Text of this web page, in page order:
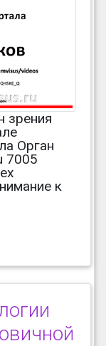
зрения
Орган
7005
к